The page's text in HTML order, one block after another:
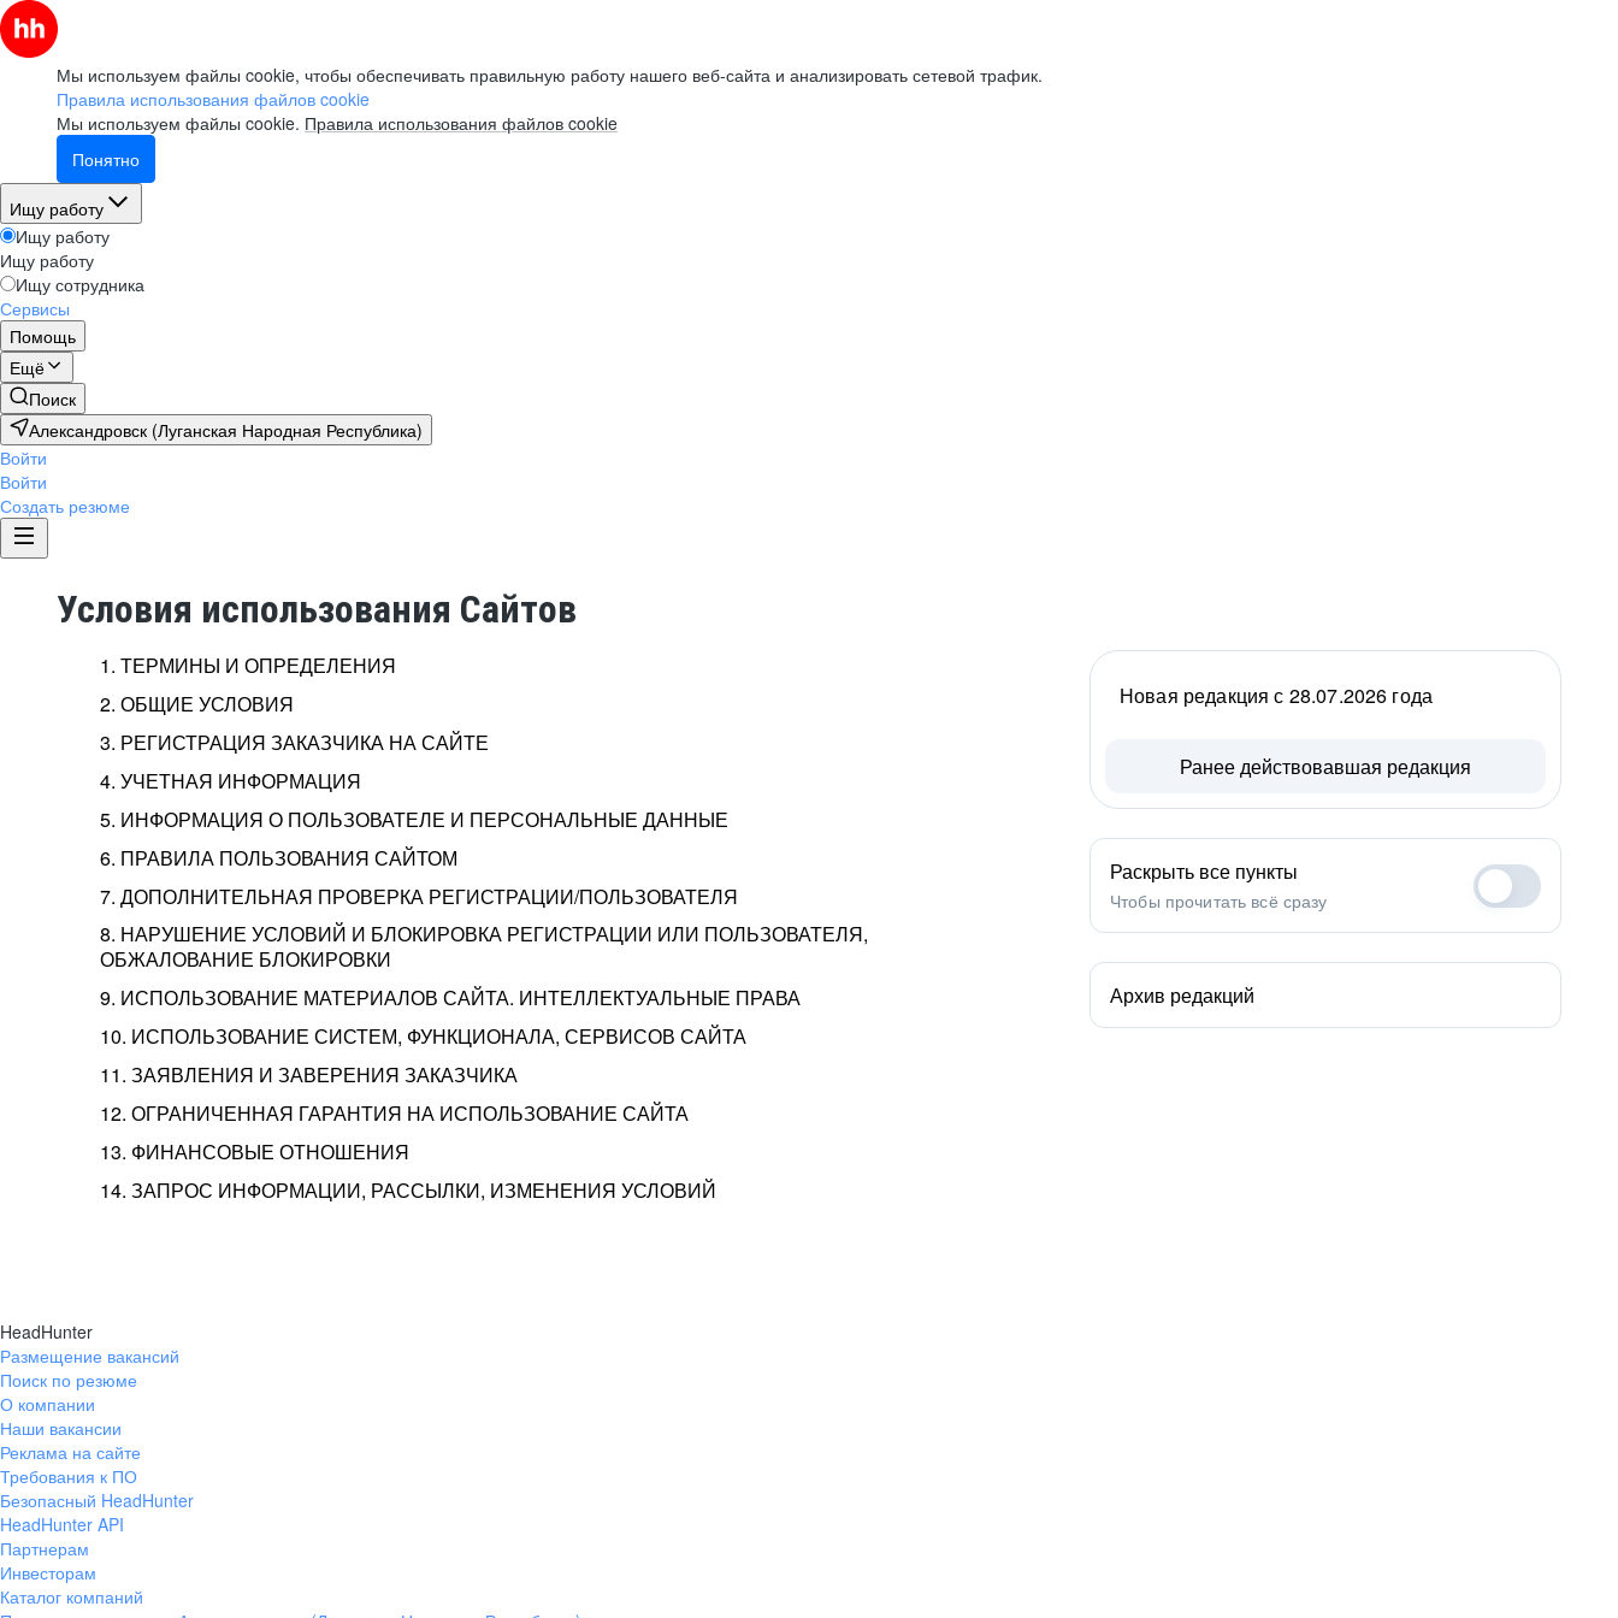
Мы используем файлы cookie, чтобы обеспечивать правильную работу нашего веб-сайта и анализировать сетевой трафик.
Правила использования файлов cookie
Мы используем файлы cookie. Правила использования файлов cookie
Понятно
Ищу работу
Ищу работу
Ищу работу
Ищу сотрудника
Сервисы
Помощь
Ещё
Поиск
Александровск (Луганская Народная Республика)
Войти
Войти
Создать резюме
Условия использования Сайтов
1. ТЕРМИНЫ И ОПРЕДЕЛЕНИЯ
2. ОБЩИЕ УСЛОВИЯ
3. РЕГИСТРАЦИЯ ЗАКАЗЧИКА НА САЙТЕ
4. УЧЕТНАЯ ИНФОРМАЦИЯ
5. ИНФОРМАЦИЯ О ПОЛЬЗОВАТЕЛЕ И ПЕРСОНАЛЬНЫЕ ДАННЫЕ
6. ПРАВИЛА ПОЛЬЗОВАНИЯ САЙТОМ
7. ДОПОЛНИТЕЛЬНАЯ ПРОВЕРКА РЕГИСТРАЦИИ/ПОЛЬЗОВАТЕЛЯ
8. НАРУШЕНИЕ УСЛОВИЙ И БЛОКИРОВКА РЕГИСТРАЦИИ ИЛИ ПОЛЬЗОВАТЕЛЯ,
ОБЖАЛОВАНИЕ БЛОКИРОВКИ
9. ИСПОЛЬЗОВАНИЕ МАТЕРИАЛОВ САЙТА. ИНТЕЛЛЕКТУАЛЬНЫЕ ПРАВА
10. ИСПОЛЬЗОВАНИЕ СИСТЕМ, ФУНКЦИОНАЛА, СЕРВИСОВ САЙТА
11. ЗАЯВЛЕНИЯ И ЗАВЕРЕНИЯ ЗАКАЗЧИКА
12. ОГРАНИЧЕННАЯ ГАРАНТИЯ НА ИСПОЛЬЗОВАНИЕ САЙТА
13. ФИНАНСОВЫЕ ОТНОШЕНИЯ
14. ЗАПРОС ИНФОРМАЦИИ, РАССЫЛКИ, ИЗМЕНЕНИЯ УСЛОВИЙ
Новая редакция с 28.07.2026 года
Ранее действовавшая редакция
Раскрыть все пункты
Чтобы прочитать всё сразу
Архив редакций
HeadHunter
Размещение вакансий
Поиск по резюме
О компании
Наши вакансии
Реклама на сайте
Требования к ПО
Безопасный HeadHunter
HeadHunter API
Партнерам
Инвесторам
Каталог компаний